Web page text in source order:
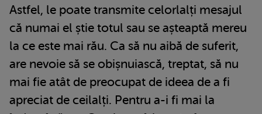
Astfel, le poate transmite celorlalți mesajul
că numai el știe totul sau se așteaptă mereu
la ce este mai rău. Ca să nu aibă de suferit,
are nevoie să se obișnuiască, treptat, să nu
mai fie atât de preocupat de ideea de a fi
apreciat de ceilalți. Pentru a-i fi mai la